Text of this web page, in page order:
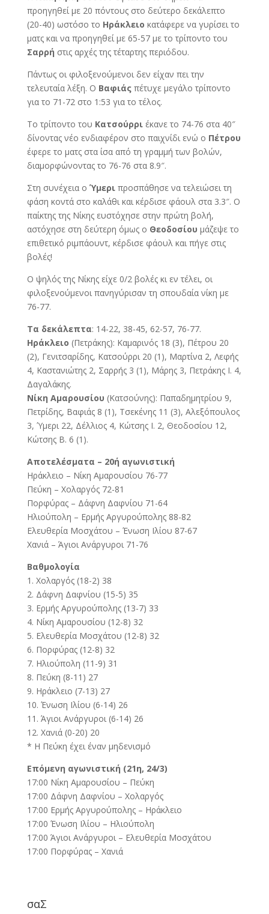
προηγηθεί με 20 πόντους στο δεύτερο δεκάλεπτο
(20-40) ωστόσο το Ηράκλειο κατάφερε να γυρίσει το
ματς και να προηγηθεί με 65-57 με το τρίποντο του
Σαρρή στις αρχές της τέταρτης περιόδου.
Πάντως οι φιλοξενούμενοι δεν είχαν πει την
τελευταία λέξη. Ο Βαφιάςπέτυχε μεγάλο τρίποντο
για το 71-72 στο 1:53 για το τέλος.
Το τρίποντο του Κατσούρριέκανε το 74-76 στα 40″
δίνοντας νέο ενδιαφέρον στο παιχνίδι ενώ ο Πέτρου
έφερε το ματς στα ίσα από τη γραμμή των βολών,
διαμορφώνοντας το 76-76 στα 8.9″.
Στη συνέχεια ο Ύμεριπροσπάθησε να τελειώσει τη
φάση κοντά στο καλάθι και κέρδισε φάουλ στα 3.3″. Ο
παίκτης της Νίκης ευστόχησε στην πρώτη βολή,
αστόχησε στη δεύτερη όμως ο Θεοδοσίου μάζεψε το
επιθετικό ριμπάουντ, κέρδισε φάουλ και πήγε στις
βολές!
Ο ψηλός της Νίκης είχε 0/2 βολές κι εν τέλει, οι
φιλοξενούμενοι πανηγύρισαν τη σπουδαία νίκη με
76-77.
Τα δεκάλεπτα: 14-22, 38-45, 62-57, 76-77.
Ηράκλειο (Πετράκης): Καμαρινός 18 (3), Πέτρου 20
(2), Γενιτσαρίδης, Κατσούρρι 20 (1), Μαρτίνα 2, Λεφής
4, Καστανιώτης 2, Σαρρής 3 (1), Μάρης 3, Πετράκης Ι. 4,
Δαγαλάκης.
Νίκη Αμαρουσίου (Κατσούνης): Παπαδημητρίου 9,
Πετρίδης, Βαφιάς 8 (1), Τσεκένης 11 (3), Αλεξόπουλος
3, Ύμερι 22, Δέλλιος 4, Κώτσης Ι. 2, Θεοδοσίου 12,
Κώτσης Β. 6 (1).
Αποτελέσματα – 20ή αγωνιστική
Ηράκλειο – Νίκη Αμαρουσίου 76-77
Πεύκη – Χολαργός 72-81
Πορφύρας – Δάφνη Δαφνίου 71-64
Ηλιούπολη – Ερμής Αργυρούπολης 88-82
Ελευθερία Μοσχάτου – Ένωση Ιλίου 87-67
Χανιά – Άγιοι Ανάργυροι 71-76
Βαθμολογία
1. Χολαργός (18-2) 38
2. Δάφνη Δαφνίου (15-5) 35
3. Ερμής Αργυρούπολης (13-7) 33
4. Νίκη Αμαρουσίου (12-8) 32
5. Ελευθερία Μοσχάτου (12-8) 32
6. Πορφύρας (12-8) 32
7. Ηλιούπολη (11-9) 31
8. Πεύκη (8-11) 27
9. Ηράκλειο (7-13) 27
10. Ένωση Ιλίου (6-14) 26
11. Άγιοι Ανάργυροι (6-14) 26
12. Χανιά (0-20) 20
* Η Πεύκη έχει έναν μηδενισμό
Επόμενη αγωνιστική (21η, 24/3)
17:00 Νίκη Αμαρουσίου – Πεύκη
17:00 Δάφνη Δαφνίου – Χολαργός
17:00 Ερμής Αργυρούπολης – Ηράκλειο
17:00 Ένωση Ιλίου – Ηλιούπολη
17:00 Άγιοι Ανάργυροι – Ελευθερία Μοσχάτου
17:00 Πορφύρας – Χανιά
σαΣ